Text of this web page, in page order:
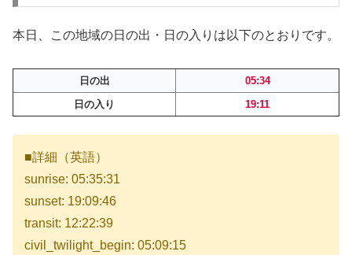
本日、この地域の日の出・日の入りは以下のとおりです。
日の出
05:34
日の入り
19:11
■詳細（英語）
sunrise: 05:35:31
sunset: 19:09:46
transit: 12:22:39
civil_twilight_begin: 05:09:15